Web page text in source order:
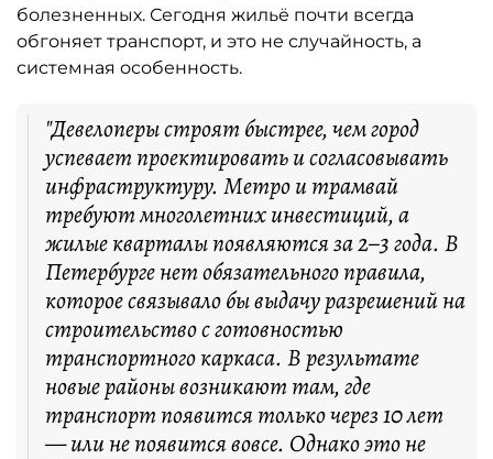
болезненных. Сегодня жильё почти всегда
обгоняет транспорт, и это не случайность, а
системная особенность.
"Девелоперы строят быстрее, чем город
успевает проектировать и согласовывать
инфраструктуру. Метро и трамвай
требуют многолетних инвестиций, а
жилые кварталы появляются за 2–3 года. В
Петербурге нет обязательного правила,
которое связывало бы выдачу разрешений на
строительство с готовностью
транспортного каркаса. В результате
новые районы возникают там, где
транспорт появится только через 10 лет
— или не появится вовсе. Однако это не